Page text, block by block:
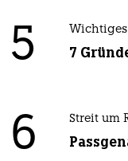
5 7
6 Streit um